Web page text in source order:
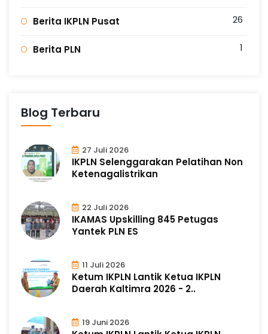
Berita IKPLN Pusat 26
Berita PLN 1
Blog Terbaru
27 Juli 2026
IKPLN Selenggarakan Pelatihan Non
Ketenagalistrikan
22 Juli 2026
IKAMAS Upskilling 845 Petugas
Yantek PLN ES
11 Juli 2026
Ketum IKPLN Lantik Ketua IKPLN
Daerah Kaltimra 2026 - 2..
19 Juni 2026